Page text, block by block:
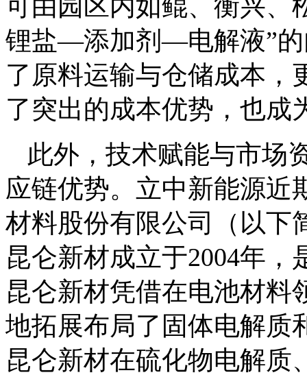
可由园区内如鲲、衡兴
锂盐—添加剂—电解液”的
了原料运输与仓储成本，
了突出的成本优势，也成
此外，技术赋能与市场
应链优势。立中新能源近
材料股份有限公司（以下
昆仑新材成立于2004年
昆仑新材凭借在电池材料
地拓展布局了固体电解质
昆仑新材在硫化物电解质